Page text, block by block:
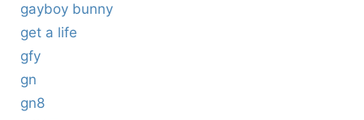
gayboy bunny
get a life
gfy
gn
gn8